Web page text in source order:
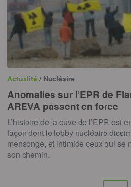
Actualité / Nucléaire
Anomalies sur l’EPR de
AREVA passent en force
L’histoire de la cuve de l’EPR est
façon dont le lobby nucléaire
mensonge, et intimide ceux qui se
son chemin.